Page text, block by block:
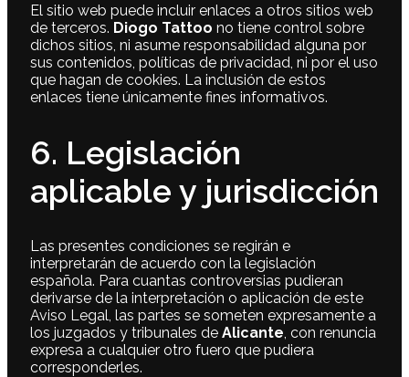
El sitio web puede incluir enlaces a otros sitios web
de terceros. Diogo Tattoo no tiene control sobre
dichos sitios, ni asume responsabilidad alguna por
sus contenidos, políticas de privacidad, ni por el uso
que hagan de cookies. La inclusión de estos
enlaces tiene únicamente fines informativos.
6. Legislación
aplicable y jurisdicción
Las presentes condiciones se regirán e
interpretarán de acuerdo con la legislación
española. Para cuantas controversias pudieran
derivarse de la interpretación o aplicación de este
Aviso Legal, las partes se someten expresamente a
los juzgados y tribunales de Alicante , con renuncia
expresa a cualquier otro fuero que pudiera
corresponderles.